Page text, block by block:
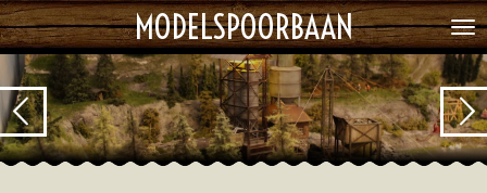
Ga
direct
naar
de
hoofdinhoud
MODELSPOORBAAN